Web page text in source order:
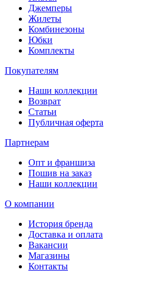
Джемперы
Жилеты
Комбинезоны
Юбки
Комплекты
Покупателям
Наши коллекции
Возврат
Статьи
Публичная оферта
Партнерам
Опт и франшиза
Пошив на заказ
Наши коллекции
О компании
История бренда
Доставка и оплата
Вакансии
Магазины
Контакты